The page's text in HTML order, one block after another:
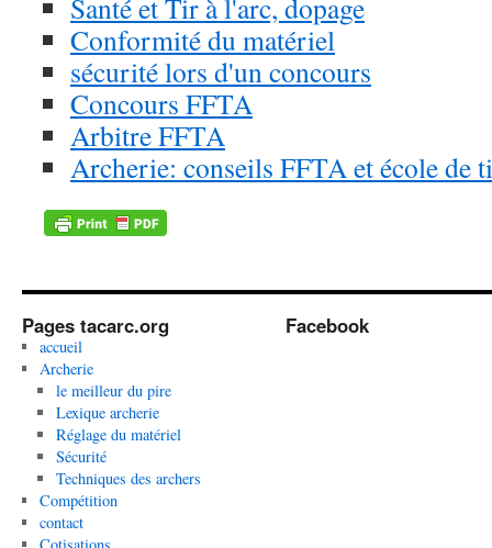
Santé et Tir à l'arc, dopage
Conformité du matériel
sécurité lors d'un concours
Concours FFTA
Arbitre FFTA
Archerie: conseils FFTA et école de
Pages tacarc.org
accueil
Archerie
le meilleur du pire
Lexique archerie
Réglage du matériel
Sécurité
Techniques des archers
Compétition
contact
Facebook